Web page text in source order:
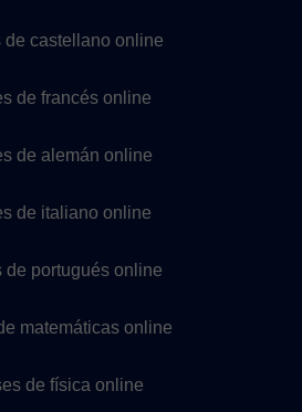
de castellano online
de francés online
de alemán online
de italiano online
de portugués online
matemáticas online
de física online